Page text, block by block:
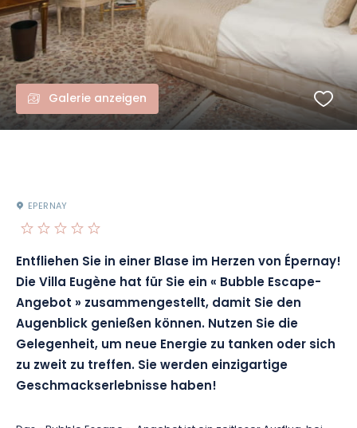
Galerie anzeigen
EPERNAY
Entfliehen Sie in einer Blase im Herzen von Épernay!
Die Villa Eugène hat für Sie ein « Bubble Escape-
Angebot » zusammengestellt, damit Sie den
Augenblick genießen können. Nutzen Sie die
Gelegenheit, um neue Energie zu tanken oder sich
zu zweit zu treffen. Sie werden einzigartige
Geschmackserlebnisse haben!